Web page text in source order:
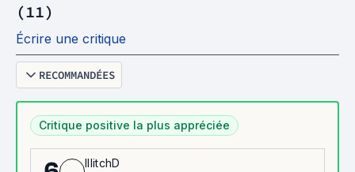
(11)
Écrire une critique
RECOMMANDÉES
Critique positive la plus appréciée
IllitchD